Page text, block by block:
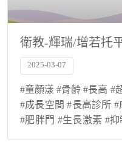
衛教-輝瑞/增若托
2025-03-07
#童顏漾 #骨齡 #長高 #
#成長空間 #長高診所
#肥胖門 #生長激素 #